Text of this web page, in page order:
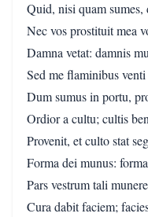
Quid, nisi quam
Nec vos prostituit mea
Damna vetat: damnis
Sed me flaminibus
Dum sumus in portu,
Ordior a cultu; cultis
Provenit, et culto stat
Forma dei munus:
Pars vestrum tali
Cura dabit faciem;